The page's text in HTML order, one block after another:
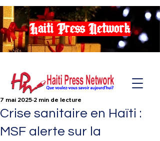
Haiti Press Network
Crise sanitaire en Haïti :
MSF alerte sur la
7 mai 2025 2 min de lecture